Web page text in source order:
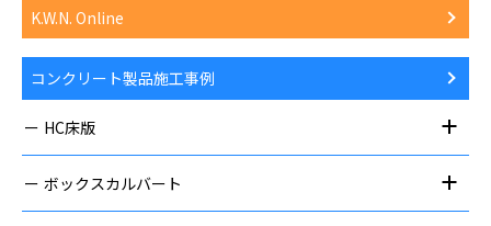
K.W.N. Online
コンクリート製品施工事例
HC床版
ボックスカルバート